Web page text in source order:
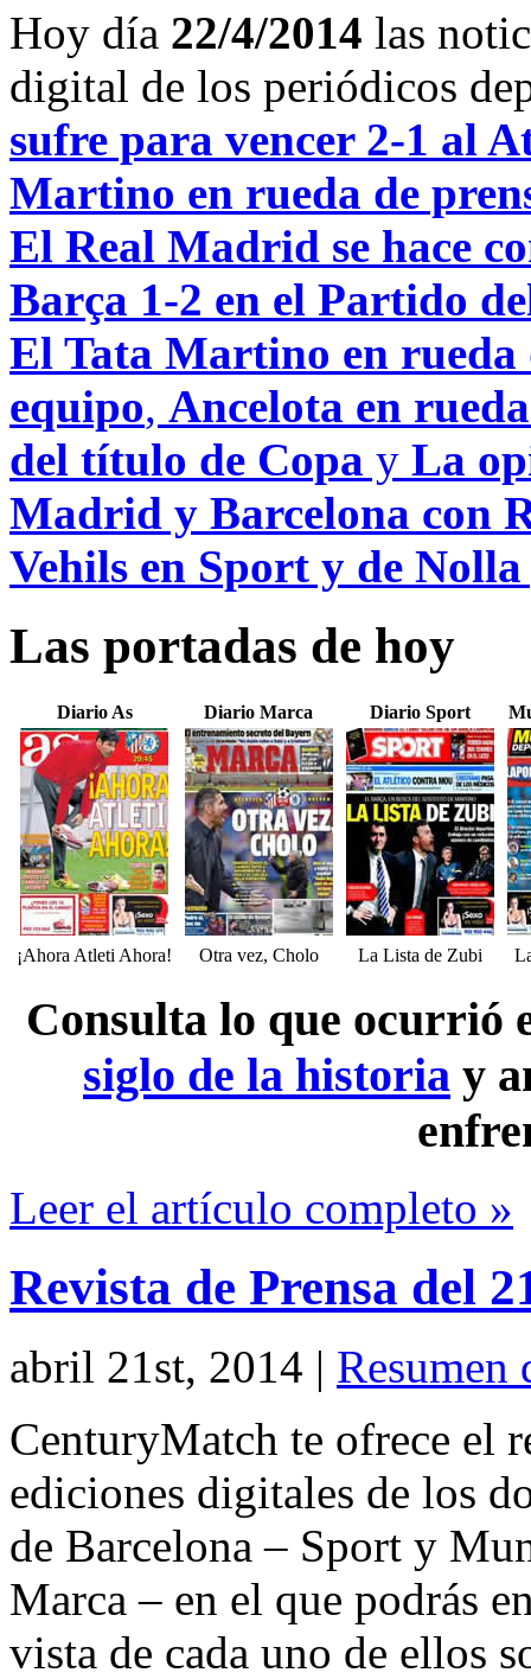
Hoy día 22/4/2014 las
digital de los periódicos
sufre para vencer 2-1 al
Martino en rueda de
El Real Madrid se hace
Barça 1-2 en el Partido
El Tata Martino en rueda
equipo, Ancelota en
del título de Copa y La
Madrid y Barcelona con
Vehils en Sport y de
Las portadas de hoy
Diario As Diario Marca Diario Sport
¡Ahora Atleti Ahora! Otra vez, Cholo La Lista de Zubi
Consulta lo que ocurrió
siglo de la historia y
Leer el artículo completo »
Revista de Prensa del
abril 21st, 2014 | Resumen
CenturyMatch te ofrece el
ediciones digitales de los
de Barcelona – Sport y
Marca – en el que podrás
vista de cada uno de ellos